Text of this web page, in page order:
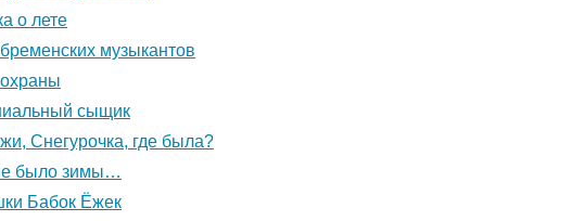
о лете
музыкантов
сыщик
Снегурочка, где была?
было зимы…
Бабок Ёжек